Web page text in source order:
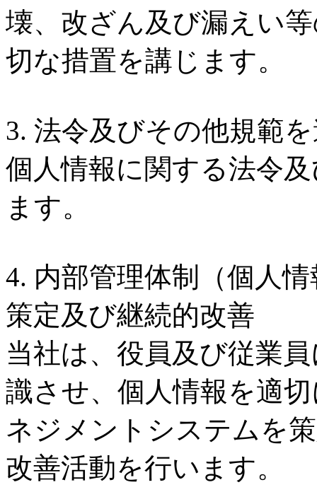
（G1）の結果をお知ら
（UAEダービー・アル
ールデンシャヒーン）
2026ドバイワールドカ
ールデンシャヒーン）
開催競馬場・今日の出
28日（土曜））
第3回中山第1日、第2回
【三菱UFJ銀行】臨時
【三菱UFJ銀行】臨時
第56回高松宮記念（GI
第56回高松宮記念（GI
2026ドバイワールドカ
3月28日（土曜）にアラ
ダン競馬場で行われた
ーマクラシック（G1）
（G1）の結果をお知ら
2026ドバイワールドカ
壊、改ざん及び漏えい
切な措置を講じます。
3. 法令及びその他規範
個人情報に関する法令
ます。
4. 内部管理体制（個人
策定及び継続的改善
当社は、役員及び従業
識させ、個人情報を適
ネジメントシステムを
改善活動を行います。